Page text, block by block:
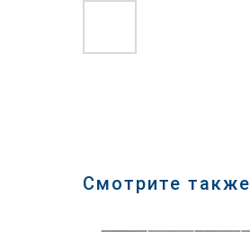
Смотрите также